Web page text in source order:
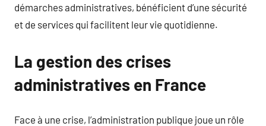
démarches administratives, bénéficient d’une sécurité
et de services qui facilitent leur vie quotidienne.
La gestion des crises
administratives en France
Face à une crise, l’administration publique joue un rôle